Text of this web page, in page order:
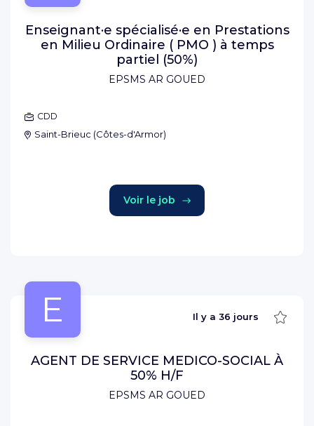
EPSMS AR GOUED
Enseignant·e spécialisé·e en Prestations
en Milieu Ordinaire ( PMO ) à temps
partiel (50%)
CDD
Saint-Brieuc (Côtes-d'Armor)
Voir le job
E
EPSMS AR GOUED
Il y a 36 jours
AGENT DE SERVICE MEDICO-SOCIAL À
50% H/F